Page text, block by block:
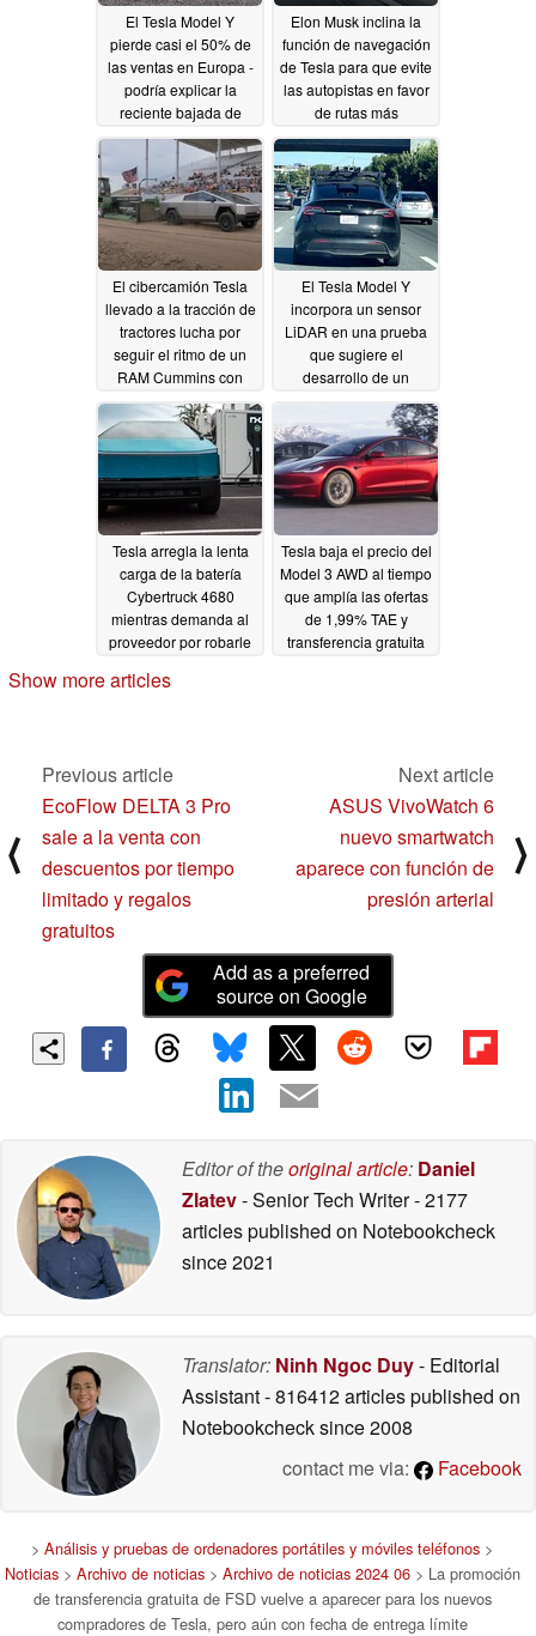
El Tesla Model Y
pierde casi el 50% de
las ventas en Europa -
podría explicar la
reciente bajada de
precios06/25/2024
Elon Musk inclina la
función de navegación
de Tesla para que evite
las autopistas en favor
de rutas más
pintorescas06/25/2024
El cibercamión Tesla
llevado a la tracción de
tractores lucha por
seguir el ritmo de un
RAM Cummins con
motor diesel06/24/2024
El Tesla Model Y
incorpora un sensor
LiDAR en una prueba
que sugiere el
desarrollo de un
robotaxi06/22/2024
Tesla arregla la lenta
carga de la batería
Cybertruck 4680
mientras demanda al
proveedor por robarle
producción de cátodos
Tesla baja el precio del
Model 3 AWD al tiempo
que amplía las ofertas
de 1,99% TAE y
transferencia gratuita
Show more articles
⟨
Previous article
EcoFlow DELTA 3 Pro
sale a la venta con
descuentos por tiempo
limitado y regalos
gratuitos
Next article
ASUS VivoWatch 6
nuevo smartwatch
aparece con función de
presión arterial
⟩
Add as a preferred
source on Google
Editor of theoriginal article: Daniel
Zlatev- Senior Tech Writer- 2177
articles published on Notebookcheck
since 2021
Translator: Ninh Ngoc Duy- Editorial
Assistant- 816412 articles published on
Notebookchecksince 2008
contact me via:
Facebook
> Análisis y pruebas de ordenadores portátiles y móviles teléfonos >
Noticias> Archivo de noticias> Archivo de noticias 2024 06> La promoción
de transferencia gratuita de FSD vuelve a aparecer para los nuevos
compradores de Tesla, pero aún con fecha de entrega límite